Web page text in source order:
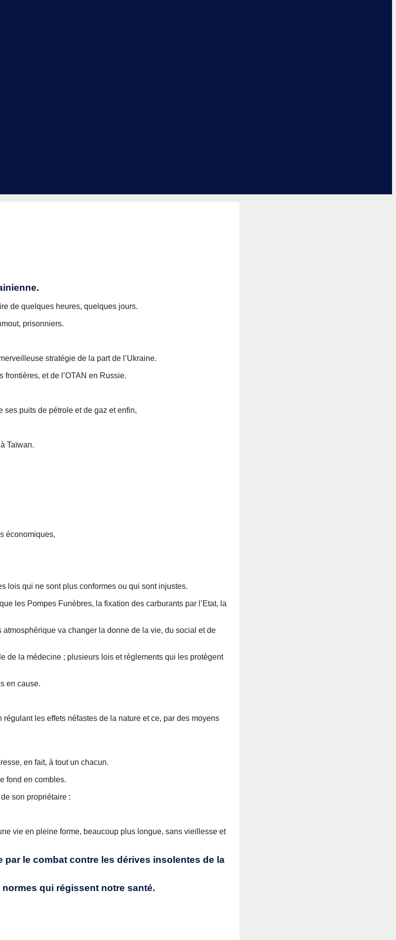
de quelques heures, quelques jours.
prisonniers.
stratégie de la part de l’Ukraine.
et de l’OTAN en Russie.
puits de pétrole et de gaz et enfin,
Taïwan.
économiques,
lois qui ne sont plus conformes ou qui sont injustes.
les Pompes Funèbres, la fixation des carburants par l’Etat, la
va changer la donne de la vie, du social et de
de la médecine ; plusieurs lois et règlements qui les protègent
en cause.
les effets néfastes de la nature et ce, par des moyens
en fait, à tout un chacun.
fond en combles.
son propriétaire :
vie en pleine forme, beaucoup plus longue, sans vieillesse et
par le combat contre les dérives insolentes de la
normes qui régissent notre santé.